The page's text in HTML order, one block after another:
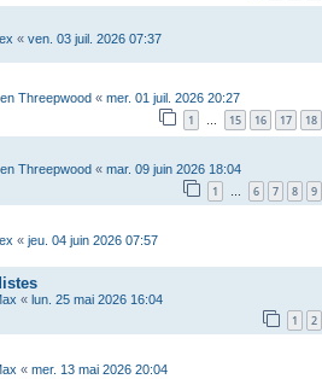
« ven. 03 juil. 2026 07:37
Threepwood « mer. 01 juil. 2026 20:27
1 … 15 16 17 18
Threepwood « mar. 09 juin 2026 18:04
1 … 6 7 8 9
« jeu. 04 juin 2026 07:57
« lun. 25 mai 2026 16:04
1 2
« mer. 13 mai 2026 20:04